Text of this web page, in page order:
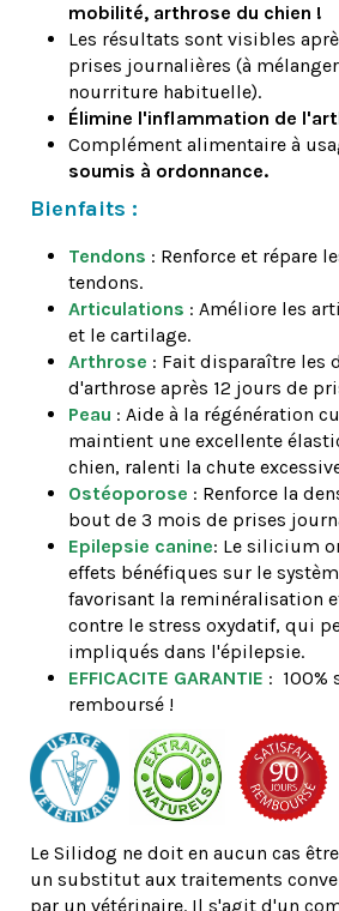
mobilité, arthrose du chien !
Les résultats sont visibles
prises journalières (à
nourriture habituelle).
Élimine l'inflammation de
Complément alimentaire à
soumis à ordonnance.
Bienfaits :
Tendons : Renforce et répare
tendons.
Articulations : Améliore les
et le cartilage.
Arthrose : Fait disparaître les
d'arthrose après 12 jours de
Peau : Aide à la régénération
maintient une excellente
chien, ralenti la chute
Ostéoporose : Renforce la
bout de 3 mois de prises
Epilepsie canine: Le silicium
effets bénéfiques sur le
favorisant la reminéralisation
contre le stress oxydatif, qui
impliqués dans l'épilepsie.
EFFICACITE GARANTIE : 100%
remboursé !
Le Silidog ne doit en aucun cas
un substitut aux traitements
par un vétérinaire. Il s'agit d'un